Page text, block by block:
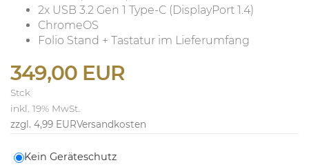
2x USB 3.2 Gen 1 Type-C (DisplayPort 1.4)
ChromeOS
Folio Stand + Tastatur im Lieferumfang
349,00 EUR
Stck
inkl. 19% MwSt.
zzgl. 4,99 EURVersandkosten
Kein Geräteschutz